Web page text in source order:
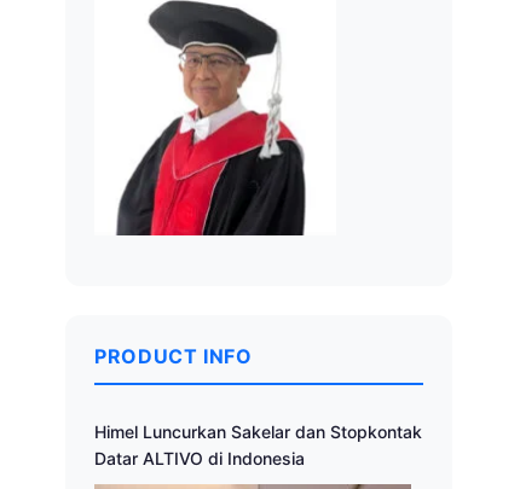
PRODUCT INFO
Himel Luncurkan Sakelar dan Stopkontak
Datar ALTIVO di Indonesia